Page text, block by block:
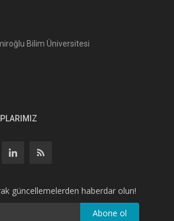
Bilim Üniversitesi
güncellemelerden haberdar olun!
Abone ol